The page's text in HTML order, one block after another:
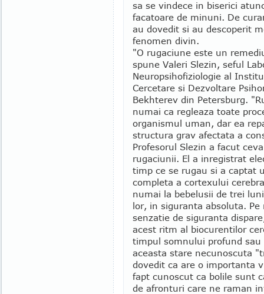
sa se vindece in biserici
facatoare de minuni. De
au dovedit si au descoperit
fenomen divin.
"O rugaciune este un
spune Valeri Slezin, seful
Neuropsihofiziologie al
Cercetare si Dezvoltare
Bekhterev din Petersburg.
numai ca regleaza toate
organismul uman, dar ea
structura grav afectata a
Profesorul Slezin a facut
rugaciunii. El a inregistrat
timp ce se rugau si a captat
completa a cortexului
numai la bebelusii de trei
lor, in siguranta absoluta.
senzatie de siguranta
acest ritm al biocurentilor
timpul somnului profund
aceasta stare necunoscuta
dovedit ca are o importanta
fapt cunoscut ca bolile sunt
de afronturi care ne raman